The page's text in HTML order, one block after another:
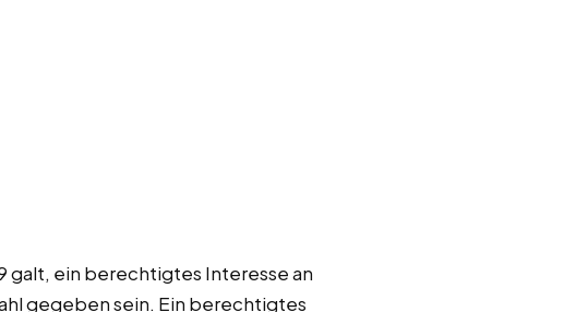
galt, ein berechtigtes Interesse an
gegeben sein. Ein berechtigtes